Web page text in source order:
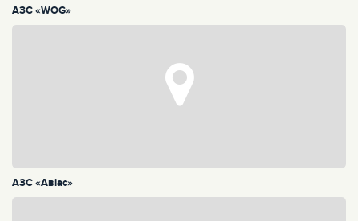
АЗС «WOG»
АЗС «Авiас»